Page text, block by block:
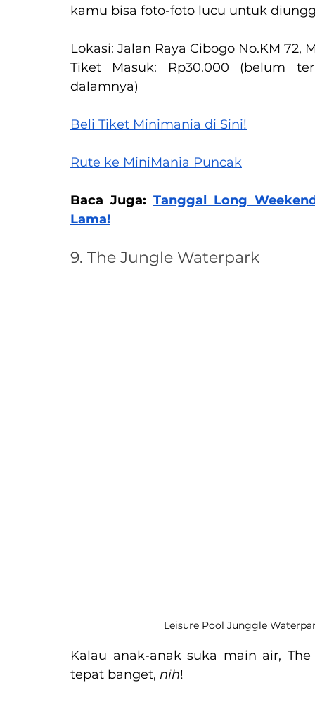
kamu bisa foto-foto lucu untuk
Lokasi: Jalan Raya Cibogo No.KM 72,
Tiket Masuk: Rp30.000 (belum
dalamnya)
Beli Tiket Minimania di Sini!
Rute ke MiniMania Puncak
Baca Juga: Tanggal Long
Lama!
9. The Jungle Waterpark
Leisure Pool Junggle
Kalau anak-anak suka main air,
tepat banget, nih!